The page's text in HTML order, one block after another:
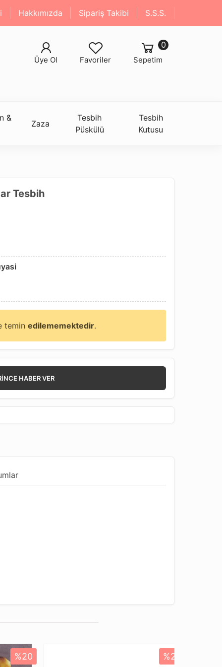
Hakkımızda Sipariş Takibi S.S.S.
Sepetim
0
Favoriler
Üye Ol
&
Zaza
Tesbih
Püskülü
Tesbih
Kutusu
Tesbih
teminedilememektedir.
HABER VER
%20 %20